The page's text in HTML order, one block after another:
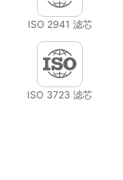
ISO 2941 滤芯
ISO 3723 滤芯